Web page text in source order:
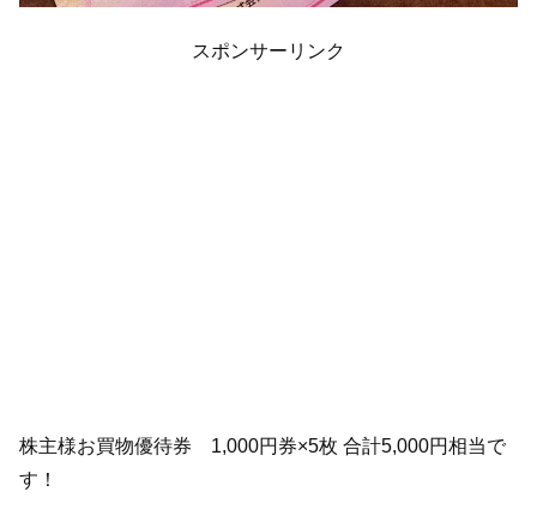
スポンサーリンク
株主様お買物優待券 1,000円券×5枚 合計5,000円相当で
す！